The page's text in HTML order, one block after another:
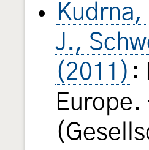
J.,
(2011) :